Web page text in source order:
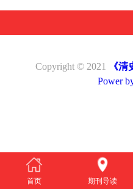
Copyright © 2021 《
Power
首页 期刊导读